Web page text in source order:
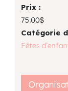
Prix :
75.00$
Catégorie
Fêtes